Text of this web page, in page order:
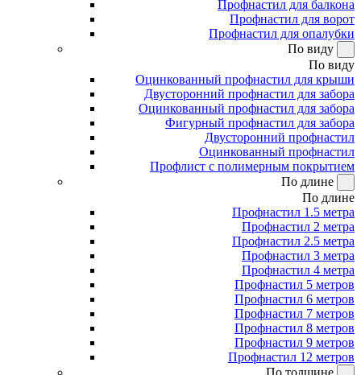
Профнастил для балкона
Профнастил для ворот
Профнастил для опалубки
По виду
По виду
Оцинкованный профнастил для крыши
Двусторонний профнастил для забора
Оцинкованный профнастил для забора
Фигурный профнастил для забора
Двусторонний профнастил
Оцинкованный профнастил
Профлист с полимерным покрытием
По длине
По длине
Профнастил 1.5 метра
Профнастил 2 метра
Профнастил 2.5 метра
Профнастил 3 метра
Профнастил 4 метра
Профнастил 5 метров
Профнастил 6 метров
Профнастил 7 метров
Профнастил 8 метров
Профнастил 9 метров
Профнастил 12 метров
По толщине